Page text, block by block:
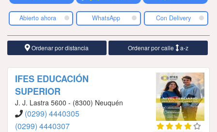
Contactenos
Abierto ahora WhatsApp Con Delivery
Ordenar por distancia Ordenar por calle a-z
IFES EDUCACIÓN
SUPERIOR
J. J. Lastra 5600 - (8300) Neuquén
(0299) 4440305
(0299) 4440307